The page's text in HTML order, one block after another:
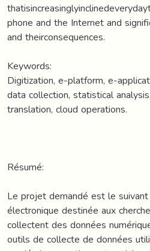
phone and the Internet and
and theirconsequences.
Keywords:
Digitization, e-platform, e-
data collection, statistical
translation, cloud operations.
Résumé:
Le projet demandé est le suivant
électronique destinée aux
collectent des données
outils de collecte de données